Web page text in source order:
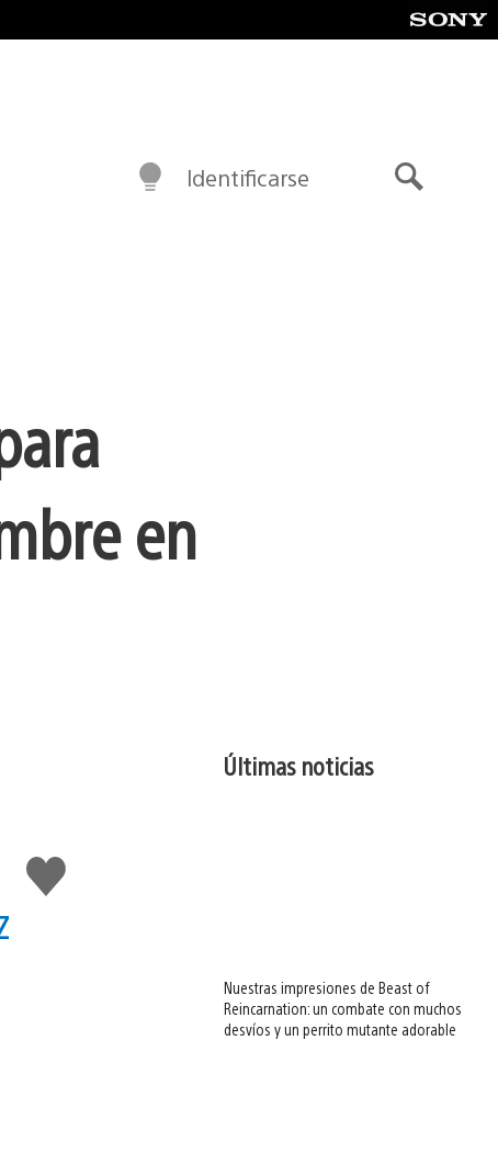
Identificarse
en
Me
gusta
Últimas noticias
Nuestras impresiones de Beast of
Reincarnation: un combate con muchos
desvíos y un perrito mutante adorable